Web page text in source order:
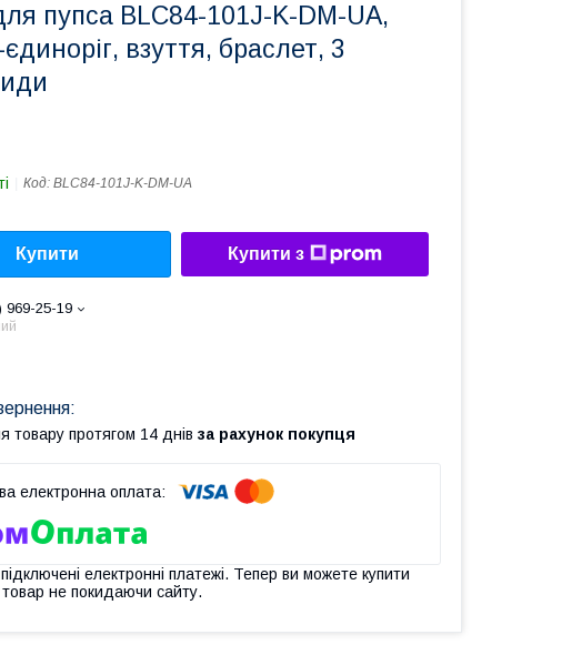
пупса BLC84-101J-K-DM-UA,
взуття, браслет, 3
Код: BLC84-101J-K-DM-UA
Купити Купити з
969-25-19
товару протягом 14 днів за рахунок покупця
підключені електронні платежі. Тепер ви можете купити
не покидаючи сайту.